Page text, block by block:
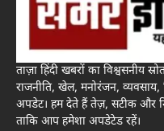
ताज़ा हिंदी खबरों का विश्वसनीय
राजनीति, खेल, मनोरंजन,
अपडेट। हम देते हैं तेज़, सटीक और
ताकि आप हमेशा अपडेटेड रहें।